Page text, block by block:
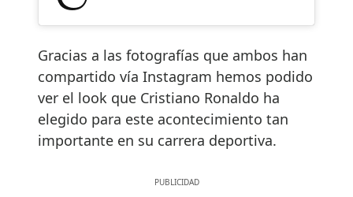
Gracias a las fotografías que ambos han
compartido vía Instagram hemos podido
ver el look que Cristiano Ronaldo ha
elegido para este acontecimiento tan
importante en su carrera deportiva.